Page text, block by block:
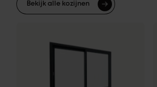
Bekijk alle kozijnen